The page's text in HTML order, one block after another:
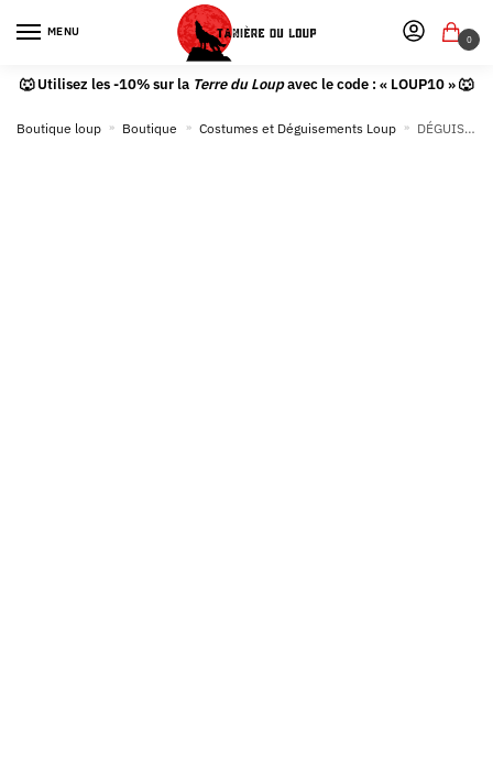
MENU
0
🐺 Utilisez les -10% sur la Terre du Loupavec le code : « LOUP10 » 🐺
Boutique loup » Boutique » Costumes et Déguisements Loup » DÉGUISEMENT LOUP ENFANT